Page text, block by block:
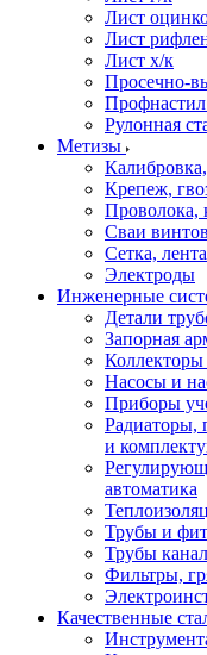
Лист
Лист
Лист х/к
Просечно-
Рулонная
Метизы
Крепеж,
Проволока,
Сваи
Сетка, лента
Электроды
Инженерные
Детали
Запорная
Насосы и
Приборы
Радиаторы,
и
автоматика
Трубы и
Трубы
Фильтры,
Качественные